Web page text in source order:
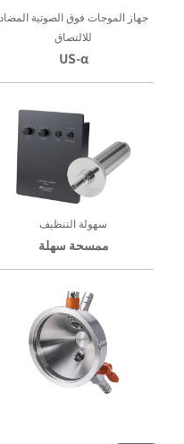
جهاز الموجات فوق الصوتية المضاد
للالتصاق
US-α
سهولة التنظيف
ممسحة سهلة